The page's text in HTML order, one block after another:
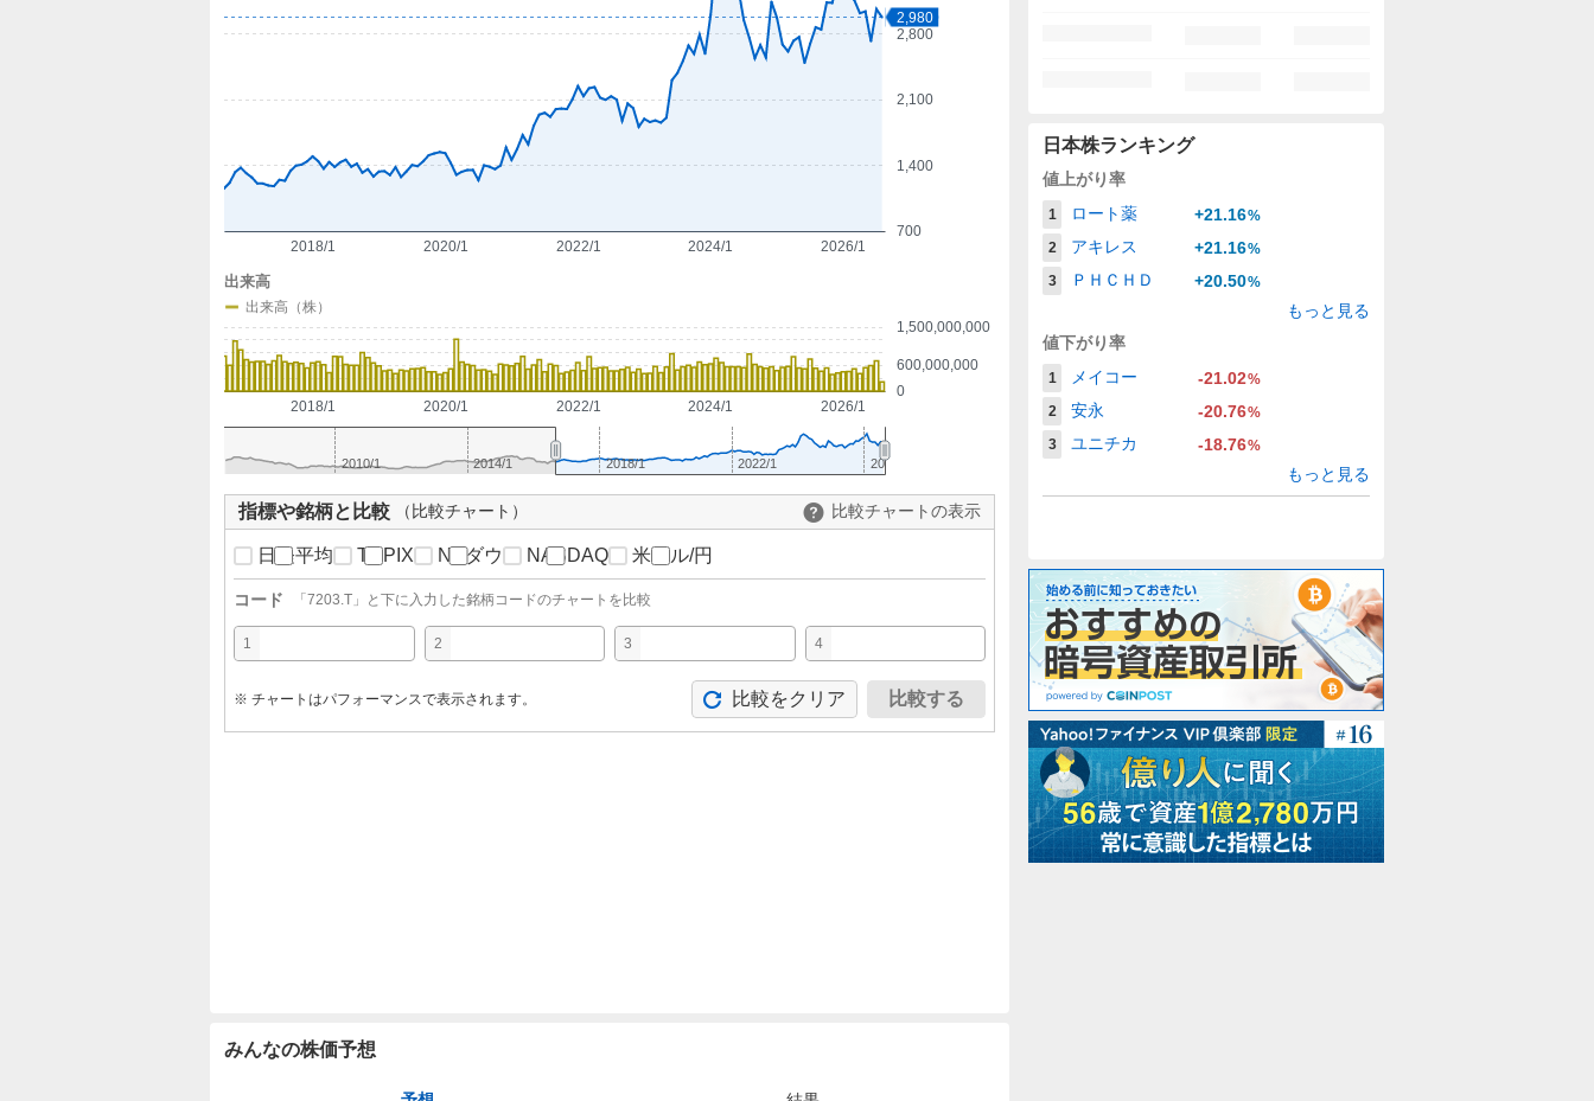
700
1,400
2,100
2,800
2018/1 2022/1 2026/1
2020/1 2024/1
2,980
0
600,000,000
1,500,000,000
2018/1 2022/1 2026/1
2020/1 2024/1
出来高
出来高（株）
2014/1 2022/1
2010/1 2018/1 2026/1
指標や銘柄と比較 （比較チャート） 比較チャートの表示
日経平均 TOPIX NYダウ NASDAQ 米ドル/円
コード 「 7203.T 」と下に入力した銘柄コードのチャートを比較
1 2 3 4
※ チャートはパフォーマンスで表示されます。 比較をクリア 比較する
みんなの株価予想
日本株ランキング
値上がり率
1 ロート薬 +21.16%
2
アキレス +21.16%
3
ＰＨＣＨＤ +20.50%
もっと見る
値下がり率
1 メイコー -21.02%
2
安永 -20.76%
3
ユニチカ -18.76%
もっと見る